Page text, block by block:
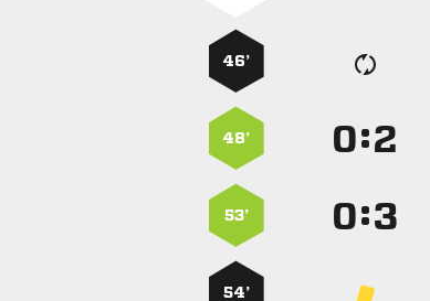
46’
48’ :
53’ :
54’